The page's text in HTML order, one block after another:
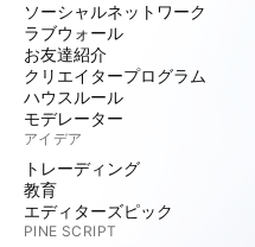
ソーシャルネットワーク
ラブウォール
お友達紹介
クリエイタープログラム
ハウスルール
モデレーター
アイデア
トレーディング
教育
エディターズピック
PINE SCRIPT